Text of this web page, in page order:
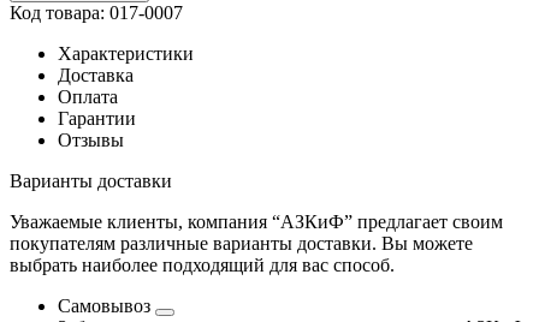
Код товара: 017-0007
Характеристики
Доставка
Оплата
Гарантии
Отзывы
Варианты доставки
Уважаемые клиенты, компания “АЗКиФ” предлагает своим
покупателям различные варианты доставки. Вы можете
выбрать наиболее подходящий для вас способ.
Самовывоз